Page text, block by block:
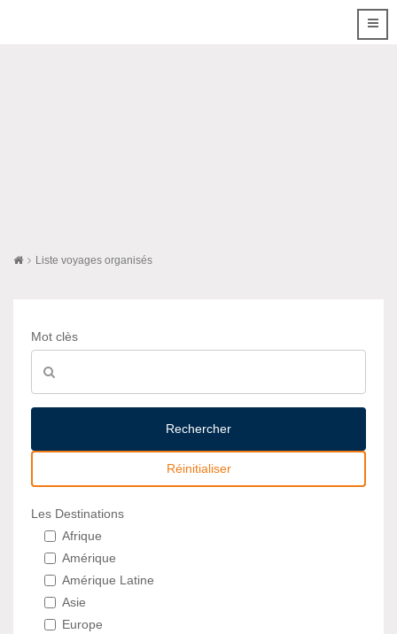
Liste voyages organisés
Mot clès
Rechercher
Réinitialiser
Les Destinations
Afrique
Amérique
Amérique Latine
Asie
Europe